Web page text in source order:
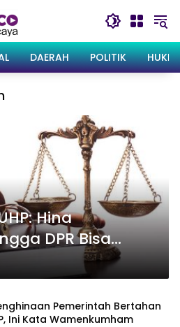
DAERAH POLITIK
Hina
DPR Bisa
Pemerintah Bertahan
Ini Kata Wamenkumham